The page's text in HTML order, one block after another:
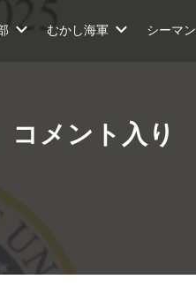
むかし海軍 シーマン
メント入り